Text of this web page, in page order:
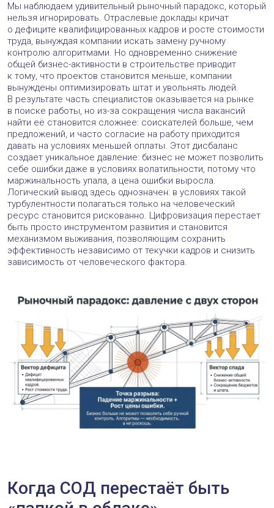
Мы наблюдаем удивительный рыночный парадокс, который
нельзя игнорировать. Отраслевые доклады кричат
о дефиците квалифицированных кадров и росте стоимости
труда, вынуждая компании искать замену ручному
контролю алгоритмами. Но одновременно снижение
общей бизнес-активности в строительстве приводит
к тому, что проектов становится меньше, компании
вынуждены оптимизировать штат и увольнять людей.
В результате часть специалистов оказывается на рынке
в поиске работы, но из-за сокращения числа вакансий
найти её становится сложнее: соискателей больше, чем
предложений, и часто согласие на работу приходится
давать на условиях меньшей оплаты. Этот дисбаланс
создает уникальное давление: бизнес не может позволить
себе ошибки даже в условиях волатильности, потому что
маржинальность упала, а цена ошибки выросла.
Логический вывод здесь однозначен: в условиях такой
турбулентности полагаться только на человеческий
ресурс становится рискованно. Цифровизация перестает
быть просто инструментом развития и становится
механизмом выживания, позволяющим сохранить
эффективность независимо от текучки кадров и снизить
зависимость от человеческого фактора.
Когда СОД перестаёт быть